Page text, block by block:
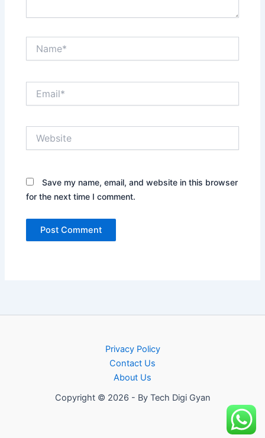
Save my name, email, and website in this browser
for the next time I comment.
Privacy Policy
Contact Us
About Us
Copyright © 2026 - By Tech Digi Gyan